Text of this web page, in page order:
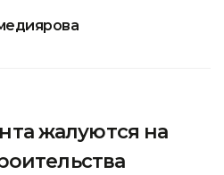
жалуются на